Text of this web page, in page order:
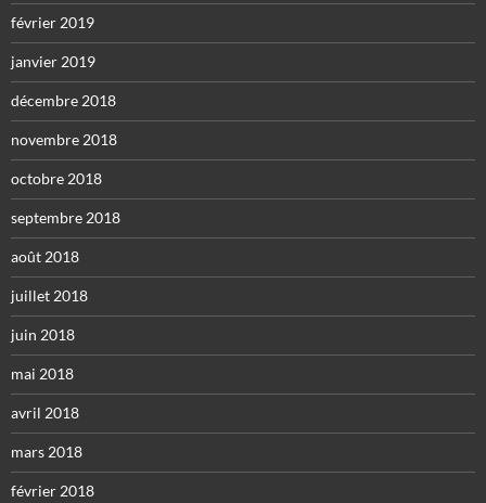
février 2019
janvier 2019
décembre 2018
novembre 2018
octobre 2018
septembre 2018
août 2018
juillet 2018
juin 2018
mai 2018
avril 2018
mars 2018
février 2018